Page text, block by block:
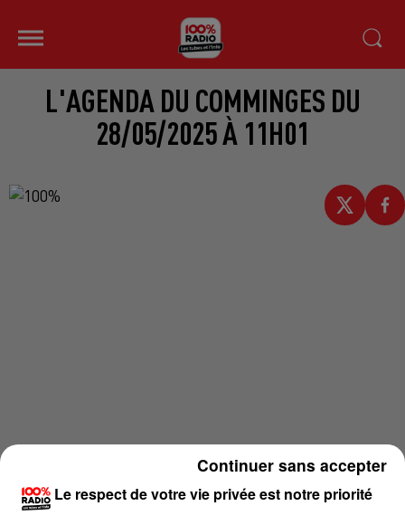
L'AGENDA DU COMMINGES DU
28/05/2025 À 11H01
Le respect de votre vie privée est notre priorité
Continuer sans accepter